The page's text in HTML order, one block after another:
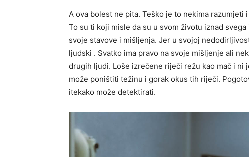
A ova bolest ne pita. Teško je to nekima
To su ti koji misle da su u svom životu iznad
svoje stavove i mišljenja. Jer u svojoj
ljudski . Svatko ima pravo na svoje mišljenje ali
drugih ljudi. Loše izrečene riječi režu kao mač i ni
može poništiti težinu i gorak okus tih riječi.
itekako može detektirati.